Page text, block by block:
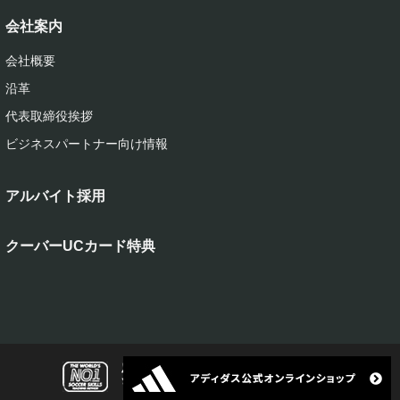
会社案内
会社概要
沿革
代表取締役挨拶
ビジネスパートナー向け情報
アルバイト採用
クーバーUCカード特典